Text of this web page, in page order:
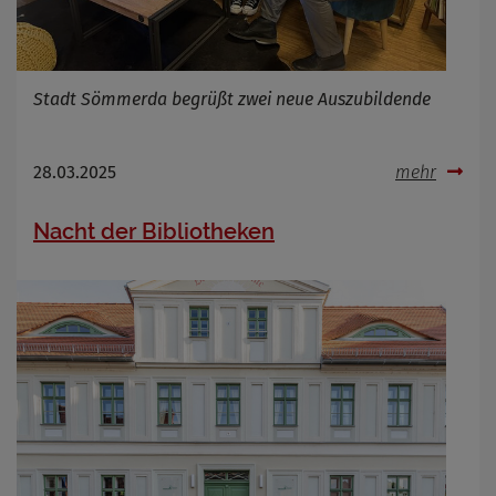
Stadt Sömmerda begrüßt zwei neue Auszubildende
28.03.2025 mehr
Nacht der Bibliotheken
Infos schließen